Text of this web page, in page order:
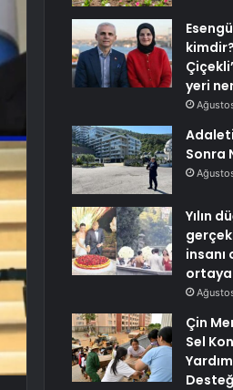
yeri
Sonra
Yılın
insanı
Çin
Sel